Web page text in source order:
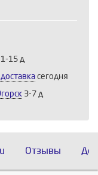
1-15 д
сегодня
3-7 д
Отзывы